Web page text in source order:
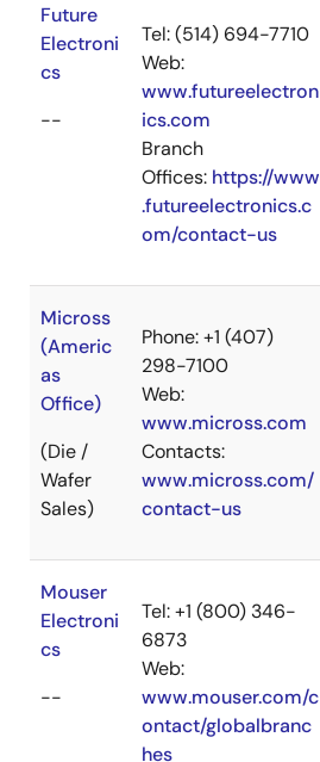
Future
Electroni
cs
--
Tel: (514) 694-7710
Web:
www.futureelectron
ics.com
Branch
Offices: https://www
.futureelectronics.c
om/contact-us
Micross
(Americ
as
Office)
(Die /
Wafer
Sales)
Phone: +1 (407)
298-7100
Web:
www.micross.com
Contacts:
www.micross.com/
contact-us
Mouser
Electroni
cs
--
Tel: +1 (800) 346-
6873
Web:
www.mouser.com/c
ontact/globalbranc
hes